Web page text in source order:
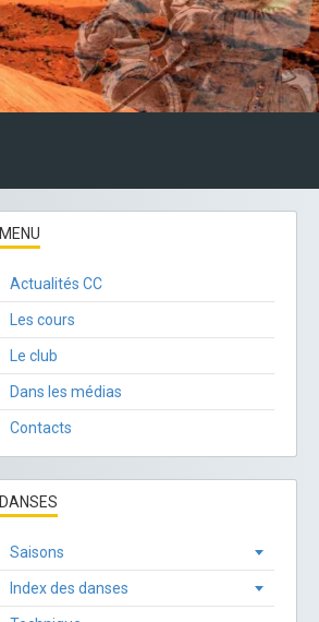
MENU
Actualités CC
Les cours
Le club
Dans les médias
Contacts
DANSES
Saisons
Index des danses